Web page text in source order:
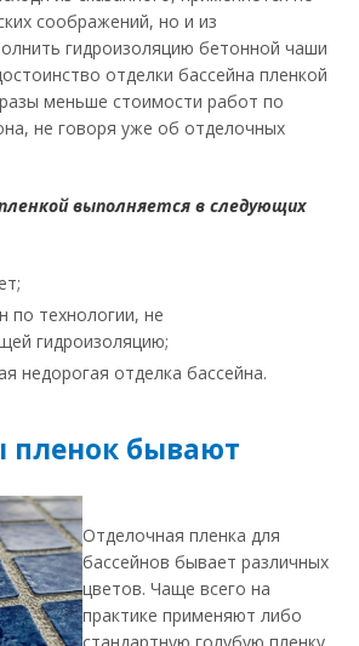
соображений, но и из
гидроизоляцию бетонной чаши
отделки бассейна пленкой
меньше стоимости работ по
не говоря уже об отделочных
выполняется в следующих
по технологии, не
гидроизоляцию;
недорогая отделка бассейна.
пленок бывают
Отделочная пленка для
бассейнов бывает различных
цветов. Чаще всего на
практике применяют либо